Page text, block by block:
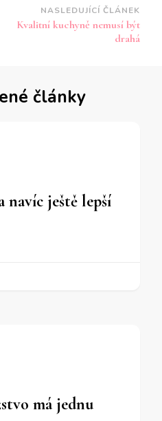
NASLEDUJÍCÍ ČLÁNEK
Kvalitní kuchyně nemusí být
drahá
články
navíc ještě lepší
má jednu